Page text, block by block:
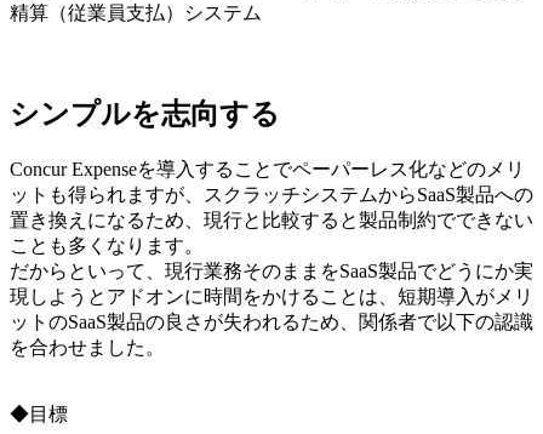
精算（従業員支払）システム
シンプルを志向する
Concur Expenseを導入することでペーパーレス化などのメリ
ットも得られますが、スクラッチシステムからSaaS製品への
置き換えになるため、現行と比較すると製品制約でできない
ことも多くなります。
だからといって、現行業務そのままをSaaS製品でどうにか実
現しようとアドオンに時間をかけることは、短期導入がメリ
ットのSaaS製品の良さが失われるため、関係者で以下の認識
を合わせました。
◆目標